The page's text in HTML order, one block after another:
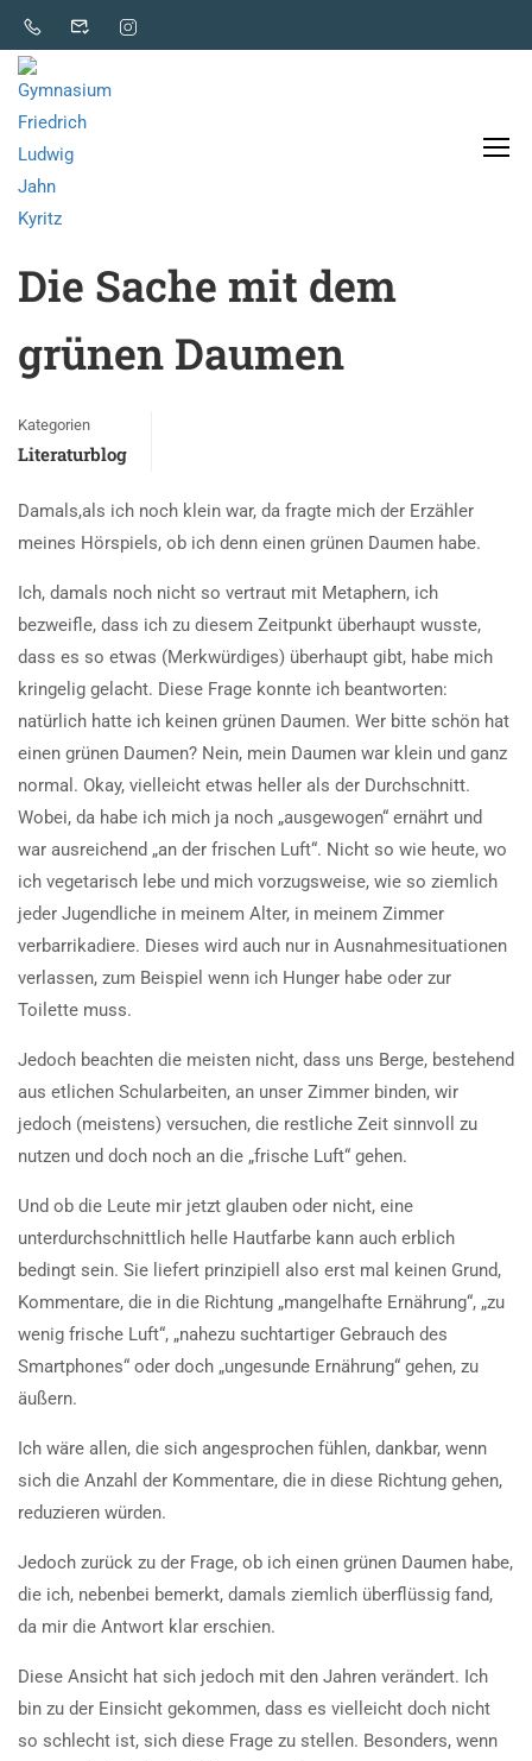
Literaturblog
Die Sache mit dem
grünen Daumen
Kategorien
Literaturblog
Damals,als ich noch klein war, da fragte mich der Erzähler
meines Hörspiels, ob ich denn einen grünen Daumen habe.
Ich, damals noch nicht so vertraut mit Metaphern, ich
bezweifle, dass ich zu diesem Zeitpunkt überhaupt wusste,
dass es so etwas (Merkwürdiges) überhaupt gibt, habe mich
kringelig gelacht. Diese Frage konnte ich beantworten:
natürlich hatte ich keinen grünen Daumen. Wer bitte schön hat
einen grünen Daumen? Nein, mein Daumen war klein und ganz
normal. Okay, vielleicht etwas heller als der Durchschnitt.
Wobei, da habe ich mich ja noch „ausgewogen“ ernährt und
war ausreichend „an der frischen Luft“. Nicht so wie heute, wo
ich vegetarisch lebe und mich vorzugsweise, wie so ziemlich
jeder Jugendliche in meinem Alter, in meinem Zimmer
verbarrikadiere. Dieses wird auch nur in Ausnahmesituationen
verlassen, zum Beispiel wenn ich Hunger habe oder zur
Toilette muss.
Jedoch beachten die meisten nicht, dass uns Berge, bestehend
aus etlichen Schularbeiten, an unser Zimmer binden, wir
jedoch (meistens) versuchen, die restliche Zeit sinnvoll zu
nutzen und doch noch an die „frische Luft“ gehen.
Und ob die Leute mir jetzt glauben oder nicht, eine
unterdurchschnittlich helle Hautfarbe kann auch erblich
bedingt sein. Sie liefert prinzipiell also erst mal keinen Grund,
Kommentare, die in die Richtung „mangelhafte Ernährung“, „zu
wenig frische Luft“, „nahezu suchtartiger Gebrauch des
Smartphones“ oder doch „ungesunde Ernährung“ gehen, zu
äußern.
Ich wäre allen, die sich angesprochen fühlen, dankbar, wenn
sich die Anzahl der Kommentare, die in diese Richtung gehen,
reduzieren würden.
Jedoch zurück zu der Frage, ob ich einen grünen Daumen habe,
die ich, nebenbei bemerkt, damals ziemlich überflüssig fand,
da mir die Antwort klar erschien.
Diese Ansicht hat sich jedoch mit den Jahren verändert. Ich
bin zu der Einsicht gekommen, dass es vielleicht doch nicht
so schlecht ist, sich diese Frage zu stellen. Besonders, wenn